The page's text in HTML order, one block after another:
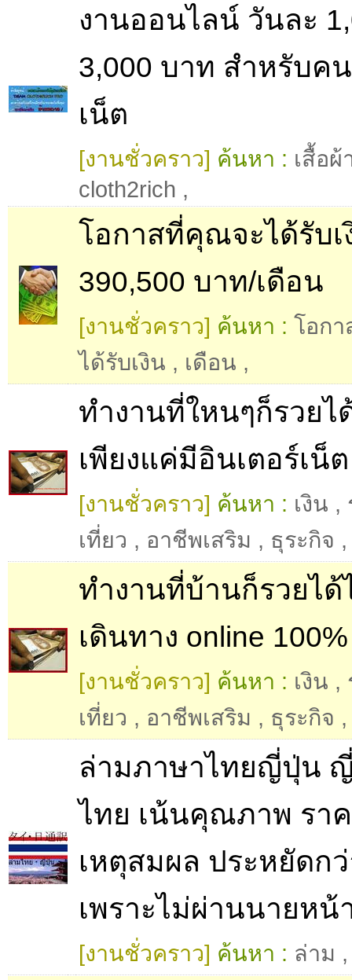
งานออนไลน์ วันละ
3,000 บาท สำหรับค
เน็ต
[งานชั่วคราว] ค้นหา : เสื้อผ้
cloth2rich ,
โอกาสที่คุณจะได้รับเ
390,500 บาท/เดือน
[งานชั่วคราว] ค้นหา : โอก
ได้รับเงิน , เดือน ,
ทำงานที่ใหนๆก็รวยไ
เพียงแค่มีอินเตอร์เน็ต
[งานชั่วคราว] ค้นหา : เงิน ,
เที่ยว , อาชีพเสริม , ธุระกิจ ,
ทำงานที่บ้านก็รวยได้
เดินทาง online 100%
[งานชั่วคราว] ค้นหา : เงิน ,
เที่ยว , อาชีพเสริม , ธุระกิจ ,
ล่ามภาษาไทยญี่ปุ่น
ไทย เน้นคุณภาพ รา
เหตุสมผล ประหยัดก
เพราะไม่ผ่านนายหน้
[งานชั่วคราว] ค้นหา : ล่าม ,